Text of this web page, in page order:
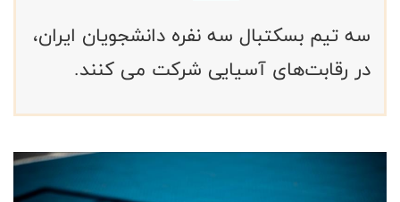
سه تیم بسکتبال سه نفره دانشجویان ایران،
در رقابت‌های آسیایی شرکت می کنند.